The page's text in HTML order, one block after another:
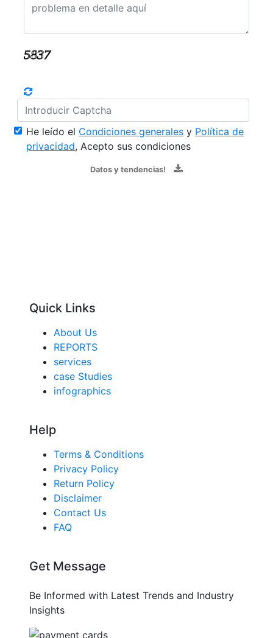
He leído el Condiciones generales y Política de
privacidad, Acepto sus condiciones
Datos y tendencias!
Quick Links
About Us
REPORTS
services
case Studies
infographics
Help
Terms & Conditions
Privacy Policy
Return Policy
Disclaimer
Contact Us
FAQ
Get Message
Be Informed with Latest Trends and Industry
Insights